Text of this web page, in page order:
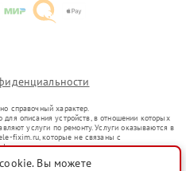
справочный характер.
описания устройств, в отношении которых
услуги по ремонту. Услуги оказываются в
fixim.ru, которые не связаны с
представителями.
в гражданский оборот в соответствии
Вы можете